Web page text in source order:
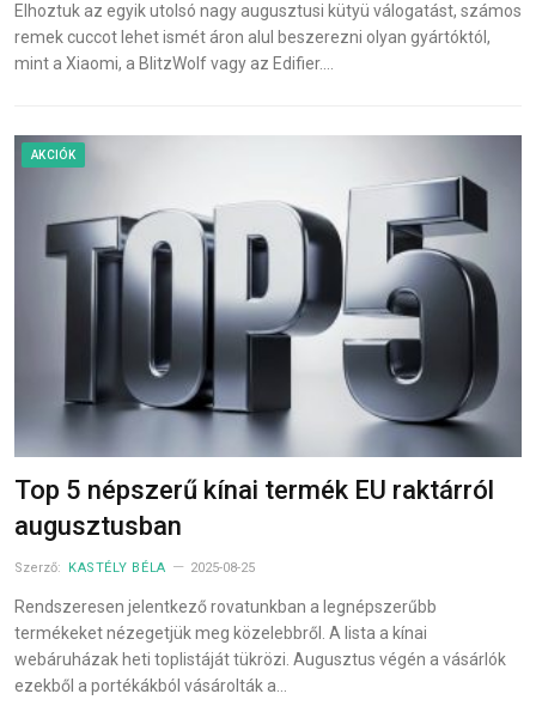
Elhoztuk az egyik utolsó nagy augusztusi kütyü válogatást, számos
remek cuccot lehet ismét áron alul beszerezni olyan gyártóktól,
mint a Xiaomi, a BlitzWolf vagy az Edifier.…
AKCIÓK
Top 5 népszerű kínai termék EU raktárról
augusztusban
Szerző: KASTÉLY BÉLA 2025-08-25
Rendszeresen jelentkező rovatunkban a legnépszerűbb
termékeket nézegetjük meg közelebbről. A lista a kínai
webáruházak heti toplistáját tükrözi. Augusztus végén a vásárlók
ezekből a portékákból vásárolták a…